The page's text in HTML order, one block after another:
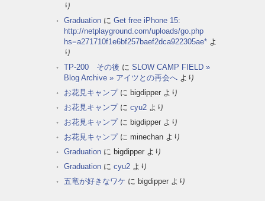
り
Graduation に Get free iPhone 15:
http://netplayground.com/uploads/go.php
hs=a271710f1e6bf257baef2dca922305ae* よ
り
TP-200 その後 に SLOW CAMP FIELD »
Blog Archive » アイツとの再会へ より
お花見キャンプに bigdipper より
お花見キャンプに cyu2 より
お花見キャンプに bigdipper より
お花見キャンプに minechan より
Graduation に bigdipper より
Graduation に cyu2 より
五竜が好きなワケ に bigdipper より